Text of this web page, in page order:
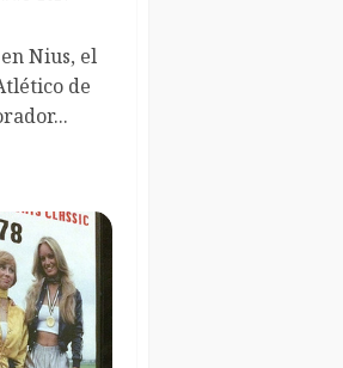
Nius, el
de